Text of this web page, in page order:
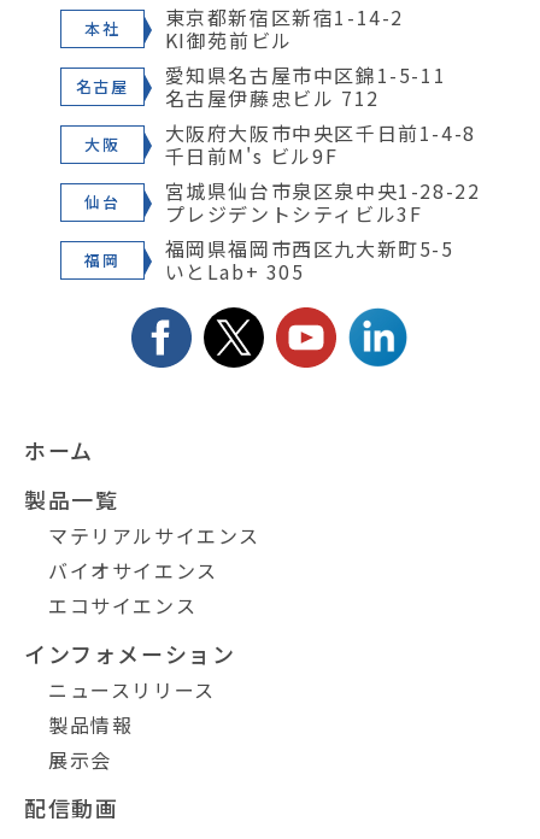
本社 東京都新宿区新宿1-14-2
KI御苑前ビル
名古屋 愛知県名古屋市中区錦1-5-11
名古屋伊藤忠ビル 712
大阪 大阪府大阪市中央区千日前1-4-8
千日前M's ビル9F
仙台 宮城県仙台市泉区泉中央1-28-22
プレジデントシティビル3F
福岡 福岡県福岡市西区九大新町5-5
いとLab+ 305
ホーム
製品一覧
マテリアルサイエンス
バイオサイエンス
エコサイエンス
インフォメーション
ニュースリリース
製品情報
展示会
配信動画